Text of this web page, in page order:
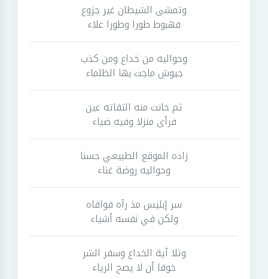
وتمشى الشيطان غير جزوع
فهبوط طورا وطورا علاء
وحواليه من خداع ومن كذب
جيوش ماجت بها الظلماء
ثم حانت منه التفاته عين
فرأى منزلا وفيه ضياء
زاده الموقع الطبيعي حسنا
وحواليه روضة غناء
سر إبليس مذ رآه فوافاه
ولكن في نفسه أشياء
وتلا آية الخداع وسفر الشر
خوفا أن لا يصح الرياء